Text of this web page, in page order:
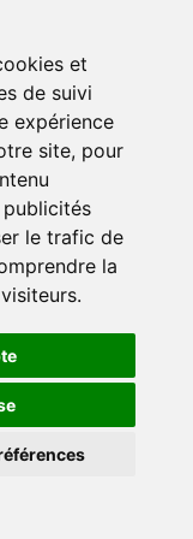
et
de suivi
expérience
site, pour
le trafic de
la